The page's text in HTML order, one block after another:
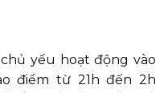
yếu hoạt động vào
điểm từ 21h đến 2h